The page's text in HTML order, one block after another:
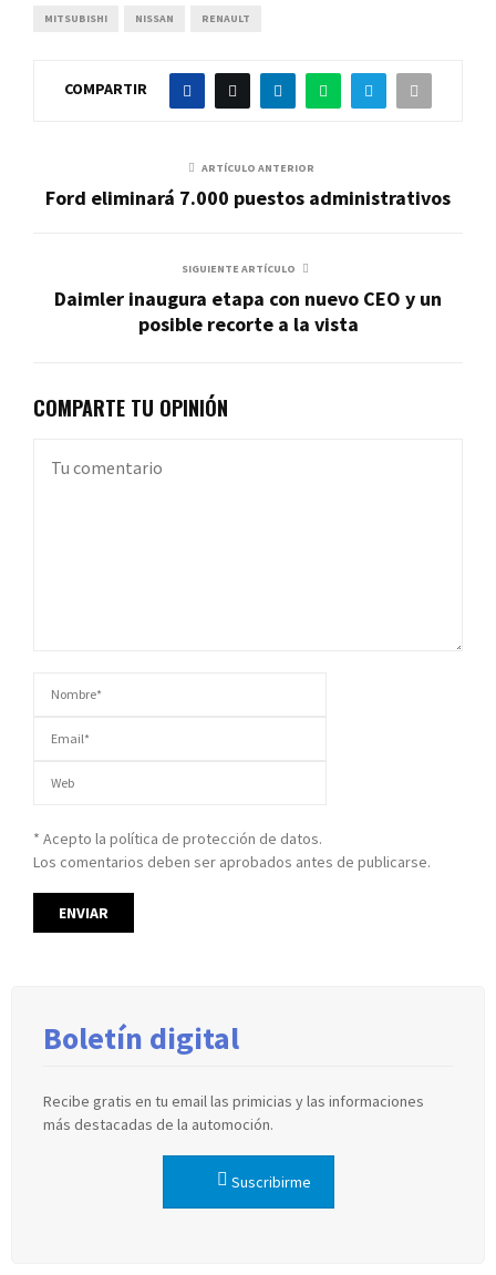
MITSUBISHI NISSAN RENAULT
COMPARTIR
ARTÍCULO ANTERIOR
Ford eliminará 7.000 puestos administrativos
SIGUIENTE ARTÍCULO
Daimler inaugura etapa con nuevo CEO y un
posible recorte a la vista
COMPARTE TU OPINIÓN
* Acepto la política de protección de datos.
Los comentarios deben ser aprobados antes de publicarse.
Boletín digital
Recibe gratis en tu email las primicias y las informaciones
más destacadas de la automoción.
Suscribirme